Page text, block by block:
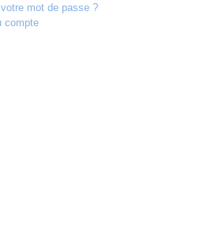
mot de passe ?
compte